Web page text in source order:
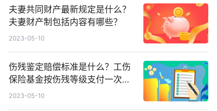
夫妻共同财产最新规定是什么？
夫妻财产制包括内容有哪些？
2023-05-10
伤残鉴定赔偿标准是什么？工伤
保险基金按伤残等级支付一次性
伤残补助金标准为什么？
2023-05-10